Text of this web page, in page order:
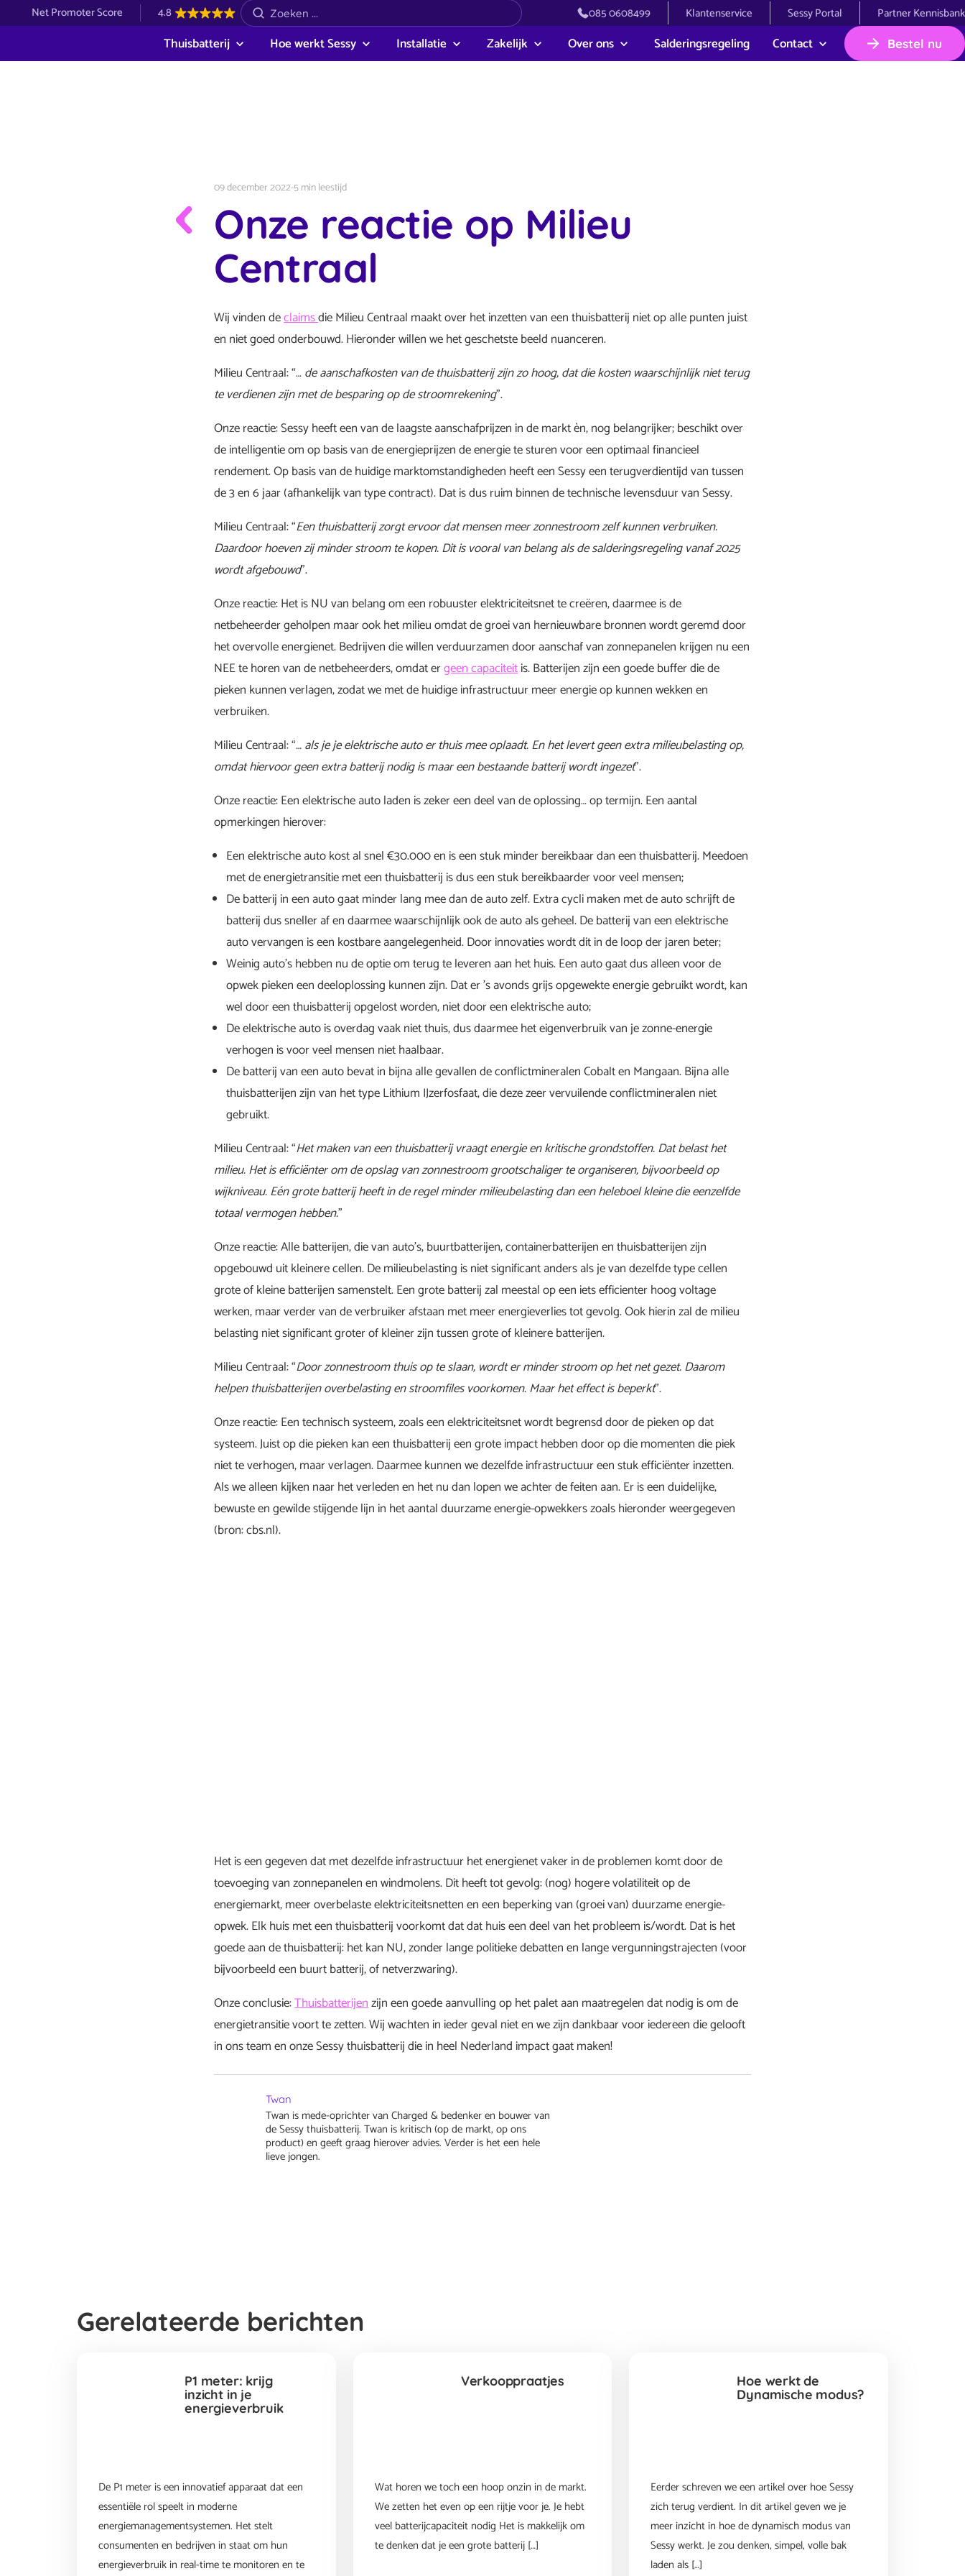
Net Promoter Score 4.8 085 0608499 Klantenservice Sessy Portal Partner Kennisbank
Thuisbatterij Hoe werkt Sessy Installatie Zakelijk Over ons Salderingsregeling Contact Bestel nu
09 december 2022-5 min leestijd
Onze reactie op Milieu
Centraal
Wij vinden declaimsdie Milieu Centraal maakt over het inzetten van een thuisbatterij niet op alle punten juist
en niet goed onderbouwd. Hieronder willen we het geschetste beeld nuanceren.
Milieu Centraal: “…de aanschafkosten van de thuisbatterij zijn zo hoog, dat die kosten waarschijnlijk niet terug
te verdienen zijn met de besparing op de stroomrekening”.
Onze reactie: Sessy heeft een van de laagste aanschafprijzen in de markt èn, nog belangrijker; beschikt over
de intelligentie om op basis van de energieprijzen de energie te sturen voor een optimaal financieel
rendement. Op basis van de huidige marktomstandigheden heeft een Sessy een terugverdientijd van tussen
de 3 en 6 jaar (afhankelijk van type contract). Dat is dus ruim binnen de technische levensduur van Sessy.
Milieu Centraal: “Een thuisbatterij zorgt ervoor dat mensen meer zonnestroom zelf kunnen verbruiken.
Daardoor hoeven zij minder stroom te kopen. Dit is vooral van belang als de salderingsregeling vanaf 2025
wordt afgebouwd”.
Onze reactie: Het is NU van belang om een robuuster elektriciteitsnet te creëren, daarmee is de
netbeheerder geholpen maar ook het milieu omdat de groei van hernieuwbare bronnen wordt geremd door
het overvolle energienet. Bedrijven die willen verduurzamen door aanschaf van zonnepanelen krijgen nu een
NEE te horen van de netbeheerders, omdat ergeen capaciteitis. Batterijen zijn een goede buffer die de
pieken kunnen verlagen, zodat we met de huidige infrastructuur meer energie op kunnen wekken en
verbruiken.
Milieu Centraal: “… als je je elektrische auto er thuis mee oplaadt. En het levert geen extra milieubelasting op,
omdat hiervoor geen extra batterij nodig is maar een bestaande batterij wordt ingezet”.
Onze reactie: Een elektrische auto laden is zeker een deel van de oplossing… op termijn. Een aantal
opmerkingen hierover:
Een elektrische auto kost al snel €30.000 en is een stuk minder bereikbaar dan een thuisbatterij. Meedoen
met de energietransitie met een thuisbatterij is dus een stuk bereikbaarder voor veel mensen;
De batterij in een auto gaat minder lang mee dan de auto zelf. Extra cycli maken met de auto schrijft de
batterij dus sneller af en daarmee waarschijnlijk ook de auto als geheel. De batterij van een elektrische
auto vervangen is een kostbare aangelegenheid. Door innovaties wordt dit in de loop der jaren beter;
Weinig auto’s hebben nu de optie om terug te leveren aan het huis. Een auto gaat dus alleen voor de
opwek pieken een deeloplossing kunnen zijn. Dat er ’s avonds grijs opgewekte energie gebruikt wordt, kan
wel door een thuisbatterij opgelost worden, niet door een elektrische auto;
De elektrische auto is overdag vaak niet thuis, dus daarmee het eigenverbruik van je zonne-energie
verhogen is voor veel mensen niet haalbaar.
De batterij van een auto bevat in bijna alle gevallen de conflictmineralen Cobalt en Mangaan. Bijna alle
thuisbatterijen zijn van het type Lithium IJzerfosfaat, die deze zeer vervuilende conflictmineralen niet
gebruikt.
Milieu Centraal: “Het maken van een thuisbatterij vraagt energie en kritische grondstoffen. Dat belast het
milieu. Het is efficiënter om de opslag van zonnestroom grootschaliger te organiseren, bijvoorbeeld op
wijkniveau. Eén grote batterij heeft in de regel minder milieubelasting dan een heleboel kleine die eenzelfde
totaal vermogen hebben.”
Onze reactie: Alle batterijen, die van auto’s, buurtbatterijen, containerbatterijen en thuisbatterijen zijn
opgebouwd uit kleinere cellen. De milieubelasting is niet significant anders als je van dezelfde type cellen
grote of kleine batterijen samenstelt. Een grote batterij zal meestal op een iets efficienter hoog voltage
werken, maar verder van de verbruiker afstaan met meer energieverlies tot gevolg. Ook hierin zal de milieu
belasting niet significant groter of kleiner zijn tussen grote of kleinere batterijen.
Milieu Centraal: “Door zonnestroom thuis op te slaan, wordt er minder stroom op het net gezet. Daarom
helpen thuisbatterijen overbelasting en stroomfiles voorkomen. Maar het effect is beperkt”.
Onze reactie: Een technisch systeem, zoals een elektriciteitsnet wordt begrensd door de pieken op dat
systeem. Juist op die pieken kan een thuisbatterij een grote impact hebben door op die momenten die piek
niet te verhogen, maar verlagen. Daarmee kunnen we dezelfde infrastructuur een stuk efficiënter inzetten.
Als we alleen kijken naar het verleden en het nu dan lopen we achter de feiten aan. Er is een duidelijke,
bewuste en gewilde stijgende lijn in het aantal duurzame energie-opwekkers zoals hieronder weergegeven
(bron: cbs.nl).
Het is een gegeven dat met dezelfde infrastructuur het energienet vaker in de problemen komt door de
toevoeging van zonnepanelen en windmolens. Dit heeft tot gevolg: (nog) hogere volatiliteit op de
energiemarkt, meer overbelaste elektriciteitsnetten en een beperking van (groei van) duurzame energie-
opwek. Elk huis met een thuisbatterij voorkomt dat dat huis een deel van het probleem is/wordt. Dat is het
goede aan de thuisbatterij: het kan NU, zonder lange politieke debatten en lange vergunningstrajecten (voor
bijvoorbeeld een buurt batterij, of netverzwaring).
Onze conclusie:Thuisbatterijenzijn een goede aanvulling op het palet aan maatregelen dat nodig is om de
energietransitie voort te zetten. Wij wachten in ieder geval niet en we zijn dankbaar voor iedereen die gelooft
in ons team en onze Sessy thuisbatterij die in heel Nederland impact gaat maken!
Twan
Twan is mede-oprichter van Charged & bedenker en bouwer van
de Sessy thuisbatterij. Twan is kritisch (op de markt, op ons
product) en geeft graag hierover advies. Verder is het een hele
lieve jongen.
Gerelateerde berichten
P1 meter: krijg
inzicht in je
energieverbruik
De P1 meter is een innovatief apparaat dat een
essentiële rol speelt in moderne
energiemanagementsystemen. Het stelt
consumenten en bedrijven in staat om hun
energieverbruik in real-time te monitoren en te
Verkooppraatjes
Wat horen we toch een hoop onzin in de markt.
We zetten het even op een rijtje voor je. Je hebt
veel batterijcapaciteit nodig Het is makkelijk om
te denken dat je een grote batterij […]
Hoe werkt de
Dynamische modus?
Eerder schreven we een artikel over hoe Sessy
zich terug verdient. In dit artikel geven we je
meer inzicht in hoe de dynamisch modus van
Sessy werkt. Je zou denken, simpel, volle bak
laden als […]